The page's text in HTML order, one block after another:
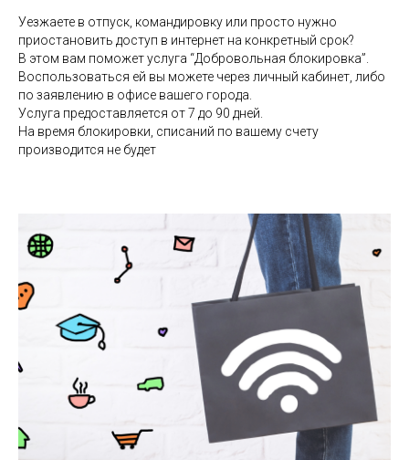
Уезжаете в отпуск, командировку или просто нужно
приостановить доступ в интернет на конкретный срок?
В этом вам поможет услуга “Добровольная блокировка”.
Воспользоваться ей вы можете через личный кабинет, либо
по заявлению в офисе вашего города.
Услуга предоставляется от 7 до 90 дней.
На время блокировки, списаний по вашему счету
производится не будет